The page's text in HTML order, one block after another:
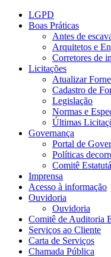
LGPD
Boas Práticas
Antes de
Arquitetos e
Corretores de
Licitações
Atualizar
Cadastro de
Legislação
Normas e
Últimas
Governança
Portal de
Políticas
Comitê
Imprensa
Acesso à informação
Ouvidoria
Ouvidoria
Comitê de Auditoria
Serviços ao Cliente
Carta de Serviços
Chamada Pública